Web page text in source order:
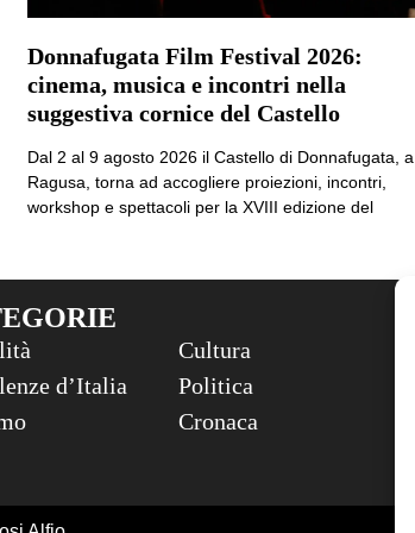
Donnafugata Film Festival 2026:
cinema, musica e incontri nella
suggestiva cornice del Castello
Dal 2 al 9 agosto 2026 il Castello di Donnafugata, a
Ragusa, torna ad accogliere proiezioni, incontri,
workshop e spettacoli per la XVIII edizione del
Cultura
d’Italia
Politica
Cronaca